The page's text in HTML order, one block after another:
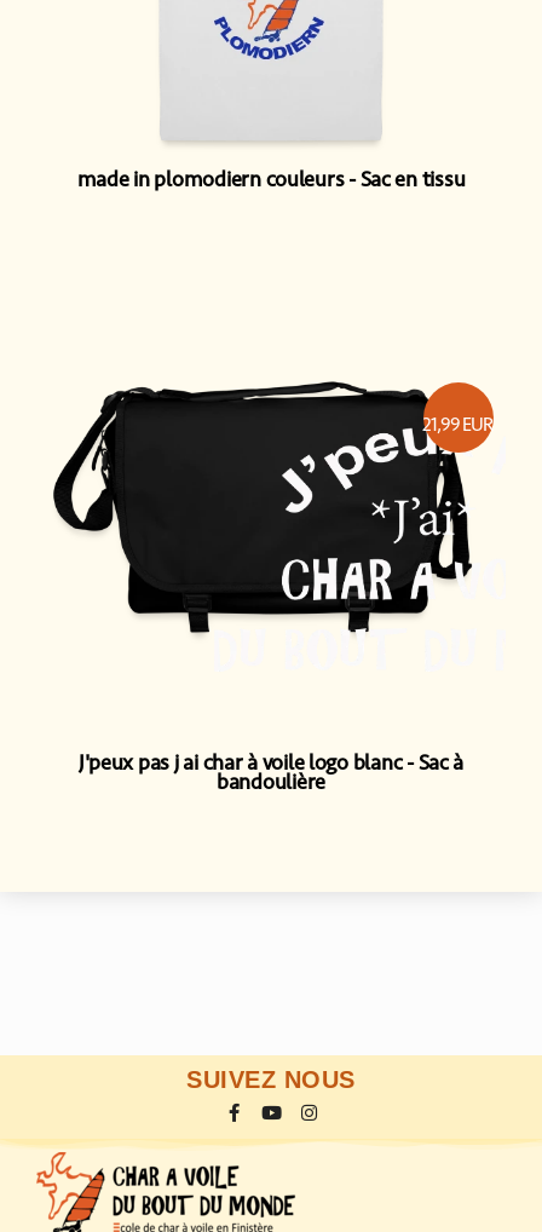
made in plomodiern couleurs Sac en tissu
J'peux pas j ai char à voile logo blanc Sac à
bandoulière
21,99EUR
SUIVEZ NOUS